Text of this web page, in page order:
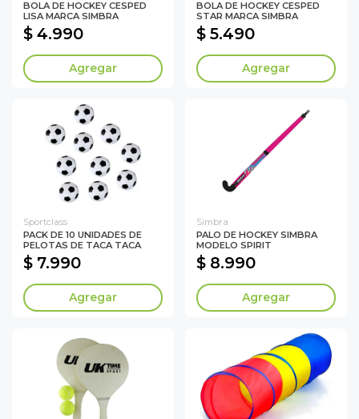
BOLA DE HOCKEY CESPED
LISA MARCA SIMBRA
$ 4.990
Agregar
BOLA DE HOCKEY CESPED
STAR MARCA SIMBRA
$ 5.490
Agregar
Sportclass
PACK DE 10 UNIDADES DE
PELOTAS DE TACA TACA
$ 7.990
Agregar
Simbra
PALO DE HOCKEY SIMBRA
MODELO SPIRIT
$ 8.990
Agregar